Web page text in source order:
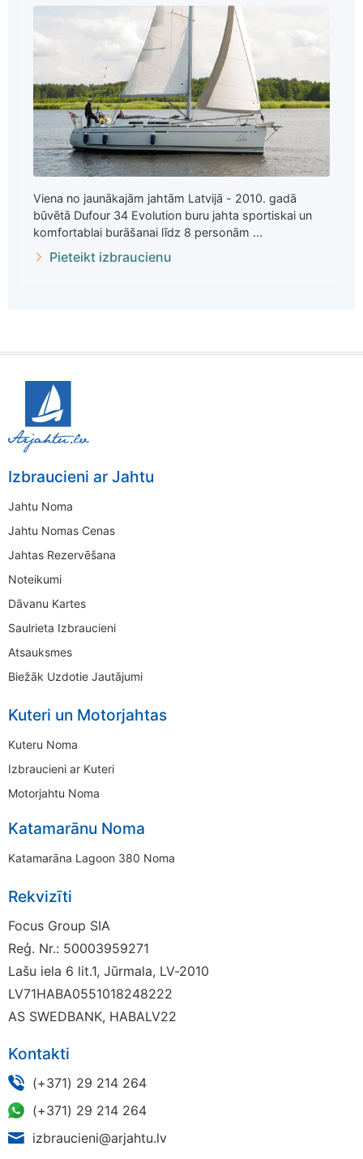
Viena no jaunākajām jahtām Latvijā - 2010. gadā
būvētā Dufour 34 Evolution buru jahta sportiskai un
komfortablai burāšanai līdz 8 personām ...
Pieteikt izbraucienu
Izbraucieni ar Jahtu
Jahtu Noma
Jahtu Nomas Cenas
Jahtas Rezervēšana
Noteikumi
Dāvanu Kartes
Saulrieta Izbraucieni
Atsauksmes
Biežāk Uzdotie Jautājumi
Kuteri un Motorjahtas
Kuteru Noma
Izbraucieni ar Kuteri
Motorjahtu Noma
Katamarānu Noma
Katamarāna Lagoon 380 Noma
Rekvizīti
Focus Group SIA
Reģ. Nr.: 50003959271
Lašu iela 6 lit.1, Jūrmala, LV-2010
LV71HABA0551018248222
AS SWEDBANK, HABALV22
Kontakti
(+371) 29 214 264
(+371) 29 214 264
izbraucieni@arjahtu.lv